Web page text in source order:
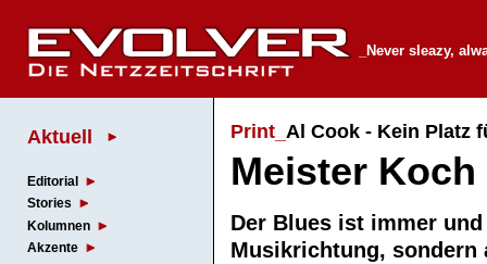
_Never sleazy,
Aktuell
Editorial
Stories
Kolumnen
Akzente
Print_ Al Cook - Kein Platz
Meister Koch
Der Blues ist immer
Musikrichtung, sondern